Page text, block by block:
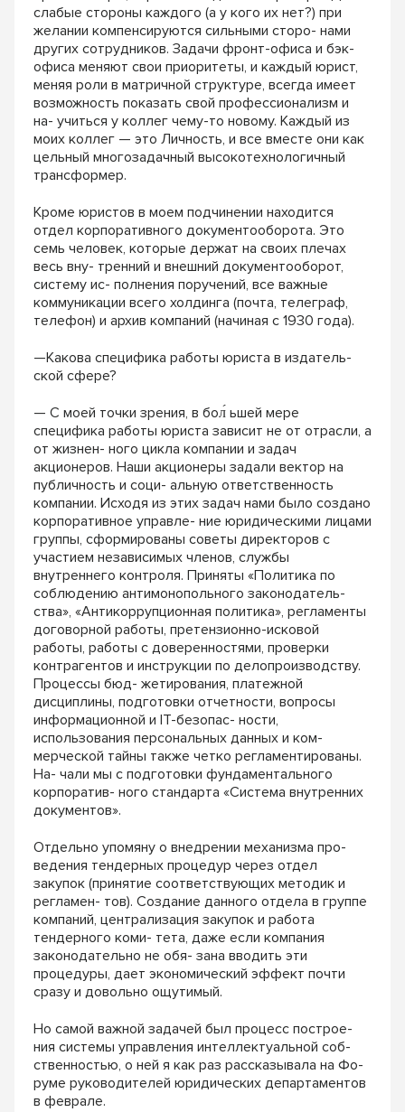
слабые стороны каждого (а у кого их нет?) при
желании компенсируются сильными сторо- нами
других сотрудников. Задачи фронт-офиса и бэк-
офиса меняют свои приоритеты, и каждый юрист,
меняя роли в матричной структуре, всегда имеет
возможность показать свой профессионализм и
на- учиться у коллег чему-то новому. Каждый из
моих коллег — это Личность, и все вместе они как
цельный многозадачный высокотехнологичный
трансформер.
Кроме юристов в моем подчинении находится
отдел корпоративного документооборота. Это
семь человек, которые держат на своих плечах
весь вну- тренний и внешний документооборот,
систему ис- полнения поручений, все важные
коммуникации всего холдинга (почта, телеграф,
телефон) и архив компаний (начиная с 1930 года).
—Какова специфика работы юриста в издатель-
ской сфере?
— С моей точки зрения, в бол́ ьшей мере
специфика работы юриста зависит не от отрасли, а
от жизнен- ного цикла компании и задач
акционеров. Наши акционеры задали вектор на
публичность и соци- альную ответственность
компании. Исходя из этих задач нами было создано
корпоративное управле- ние юридическими лицами
группы, сформированы советы директоров с
участием независимых членов, службы
внутреннего контроля. Приняты «Политика по
соблюдению антимонопольного законодатель-
ства», «Антикоррупционная политика», регламенты
договорной работы, претензионно-исковой
работы, работы с доверенностями, проверки
контрагентов и инструкции по делопроизводству.
Процессы бюд- жетирования, платежной
дисциплины, подготовки отчетности, вопросы
информационной и IT-безопас- ности,
использования персональных данных и ком-
мерческой тайны также четко регламентированы.
На- чали мы с подготовки фундаментального
корпоратив- ного стандарта «Система внутренних
документов».
Отдельно упомяну о внедрении механизма про-
ведения тендерных процедур через отдел
закупок (принятие соответствующих методик и
регламен- тов). Создание данного отдела в группе
компаний, централизация закупок и работа
тендерного коми- тета, даже если компания
законодательно не обя- зана вводить эти
процедуры, дает экономический эффект почти
сразу и довольно ощутимый.
Но самой важной задачей был процесс построе-
ния системы управления интеллектуальной соб-
ственностью, о ней я как раз рассказывала на Фо-
руме руководителей юридических департаментов
в феврале.